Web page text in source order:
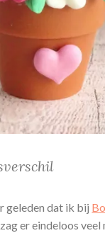
geleden dat ik bij
er eindeloos